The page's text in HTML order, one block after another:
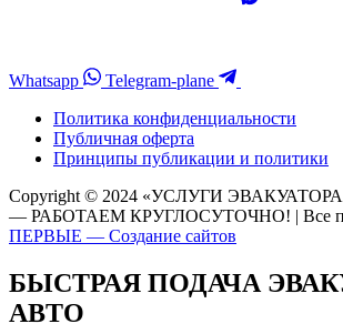
Whatsapp
Telegram-plane
Политика конфиденциальности
Публичная оферта
Принципы публикации и политики
Copyright © 2024 «УСЛУГИ ЭВАКУАТОРА
— РАБОТАЕМ КРУГЛОСУТОЧНО! | Все
ПЕРВЫЕ — Создание сайтов
БЫСТРАЯ ПОДАЧА
АВТО